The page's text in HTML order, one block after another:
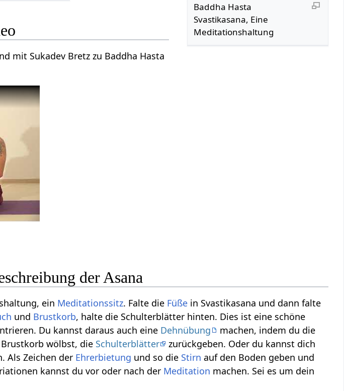
Baddha Hasta
Svastikasana, Eine
Meditationshaltung
mit Sukadev Bretz zu Baddha Hasta
der Asana
ein Meditationssitz. Falte die Füße in Svastikasana und dann falte
und Brustkorb, halte die Schulterblätter hinten. Dies ist eine schöne
Du kannst daraus auch eine Dehnübung
machen, indem du die
wölbst, die Schulterblätter
zurückgeben. Oder du kannst dich
Als Zeichen der Ehrerbietung und so die Stirn auf den Boden geben und
kannst du vor oder nach der Meditation machen. Sei es um dein